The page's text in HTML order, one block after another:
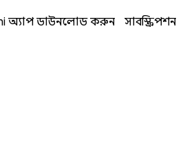
অ্যাপ ডাউনলোড করুন সাবস্ক্রিপশন